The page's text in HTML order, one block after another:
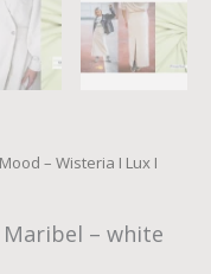
– Wisteria I Lux I
– white